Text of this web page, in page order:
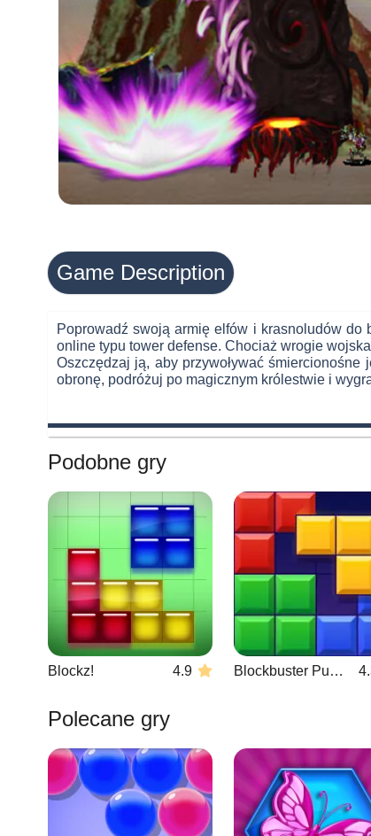
Game Description
Poprowadź swoją armię elfów i krasnoludów
online typu tower defense. Chociaż wrogie
Oszczędzaj ją, aby przywoływać
obronę, podróżuj po magicznym królestwie i
Podobne gry
Blockz! 4.9 Blockbuster Puzzle
Polecane gry